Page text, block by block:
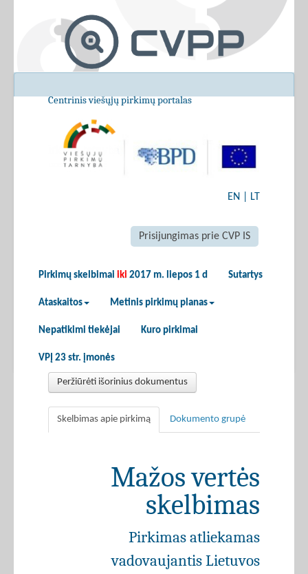
Centrinis viešųjų pirkimų portalas
EN LT
Prisijungimas prie CVP IS
Pirkimų skelbimai iki 2017 m. liepos 1 d Sutartys
Ataskaitos Metinis pirkimų planas
Nepatikimi tiekėjai Kuro pirkimai
VPĮ 23 str. įmonės
Peržiūrėti išorinius dokumentus
Skelbimas apie pirkimą Dokumento grupė
Mažos vertės
skelbimas
Pirkimas atliekamas
vadovaujantis Lietuvos